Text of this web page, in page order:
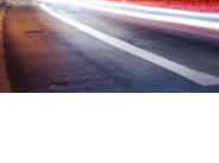
Skladové
Praktické
Kariéra